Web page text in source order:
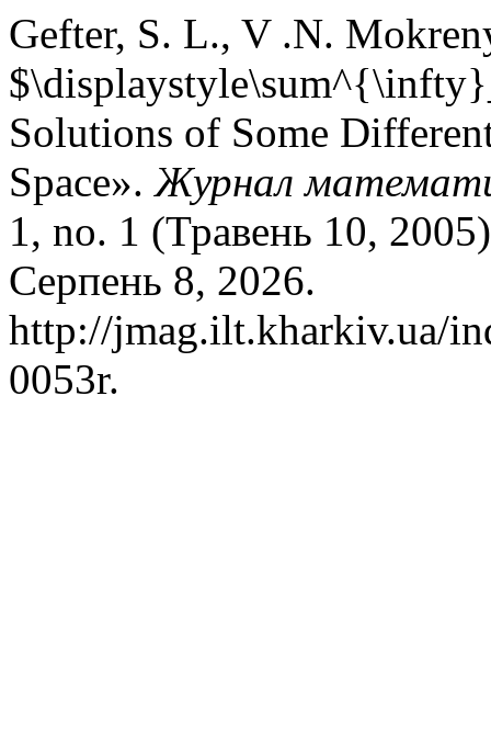
Gefter, S. L., V .N.
Solutions of Some
Space». Журнал
1, no. 1 (Травень 10,
Серпень 8, 2026.
http://jmag.ilt.kharkiv.ua/
0053r.